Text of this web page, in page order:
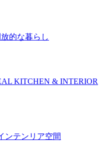
的な暮らし
KITCHEN & INTERIOR
ンテンリア空間